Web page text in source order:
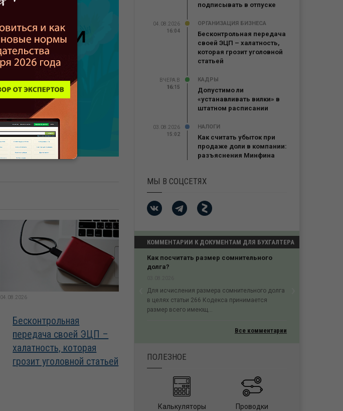
04.08.2026
Бесконтрольная
передача своей ЭЦП –
халатность, которая
грозит уголовной статьей
подписывать в отпуске
04.08.2026
16:04
ОРГАНИЗАЦИЯ БИЗНЕСА
Бесконтрольная передача
своей ЭЦП – халатность,
которая грозит уголовной
статьей
ВЧЕРА В
16:15
16:15
КАДРЫ
Допустимо ли
«устанавливать вилки» в
штатном расписании
03.08.2026
15:02
НАЛОГИ
Как считать убыток при
продаже доли в компании:
разъяснения Минфина
МЫ В СОЦСЕТЯХ
КОММЕНТАРИИ К ДОКУМЕНТАМ ДЛЯ БУХГАЛТЕРА
Как посчитать размер сомнительного
долга?
Для исчисления размера сомнительного долга
в целях статьи 266 Кодекса принимается
размер всего имеющ...
Previous
Все комментарии
ПОЛЕЗНОЕ
Калькуляторы Проводки